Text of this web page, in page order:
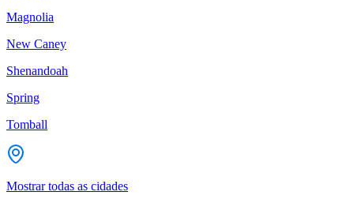
Magnolia
New Caney
Shenandoah
Spring
Tomball
Mostrar todas as cidades